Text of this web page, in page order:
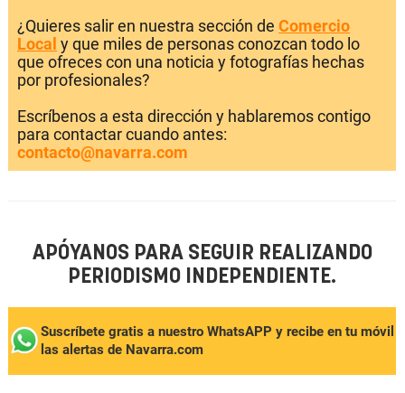
¿Quieres salir en nuestra sección de Comercio
Local y que miles de personas conozcan todo lo
que ofreces con una noticia y fotografías hechas
por profesionales?
Escríbenos a esta dirección y hablaremos contigo
para contactar cuando antes:
contacto@navarra.com
APÓYANOS PARA SEGUIR REALIZANDO
PERIODISMO INDEPENDIENTE.
Suscríbete gratis a nuestro WhatsAPP y recibe en tu móvil
las alertas de Navarra.com